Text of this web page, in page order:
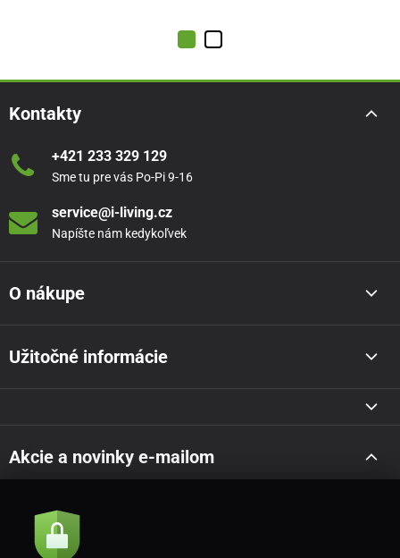
Kontakty
+421 233 329 129
Sme tu pre vás Po-Pi 9-16
service@i-living.cz
Napíšte nám kedykoľvek
O nákupe
Užitočné informácie
Akcie a novinky e-mailom
Súhlasím so